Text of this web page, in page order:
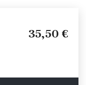
35,50 €